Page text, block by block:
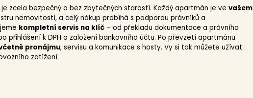
zcela bezpečný a bez zbytečných starostí. Každý apartmán je vevašem
nemovitostí, a celý nákup probíhá s podporou právníků a
kompletní servis na klíč – od překladu dokumentace a právního
přihlášení k DPH a založení bankovního účtu. Po převzetí apartmánu
pronájmu, servisu a komunikace s hosty. Vy si tak můžete užívat
zatížení.